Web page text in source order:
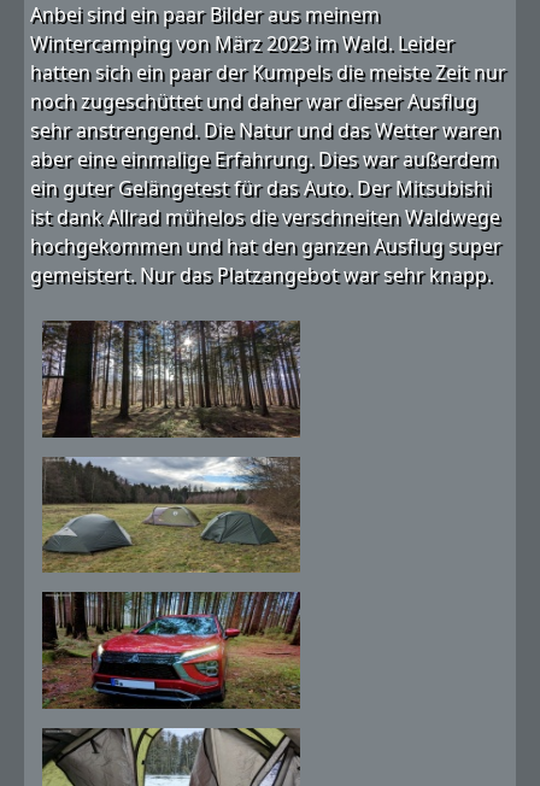
Anbei sind ein paar Bilder aus meinem
Wintercamping von März 2023 im Wald. Leider
hatten sich ein paar der Kumpels die meiste Zeit nur
noch zugeschüttet und daher war dieser Ausflug
sehr anstrengend. Die Natur und das Wetter waren
aber eine einmalige Erfahrung. Dies war außerdem
ein guter Gelängetest für das Auto. Der Mitsubishi
ist dank Allrad mühelos die verschneiten Waldwege
hochgekommen und hat den ganzen Ausflug super
gemeistert. Nur das Platzangebot war sehr knapp.